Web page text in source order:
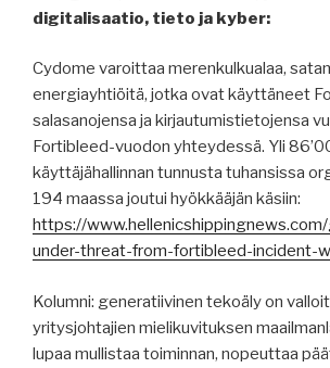
digitalisaatio, tieto ja kyber:
Cydome varoittaa merenkulkualaa,
energiayhtiöitä, jotka ovat käyttäneet
salasanojensa ja kirjautumistietojensa
Fortibleed-vuodon yhteydessä. Yli
käyttäjähallinnan tunnusta tuhansissa
194 maassa joutui hyökkääjän käsiin:
https://
under-threat-from-fortibleed-incident-
Kolumni: generatiivinen tekoäly on
yritysjohtajien mielikuvituksen
lupaa mullistaa toiminnan, nopeuttaa